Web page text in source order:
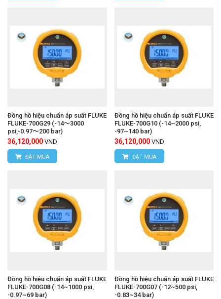
Đồng hồ hiệu chuẩn áp suất FLUKE
FLUKE-700G29 (-14〜3000
psi,-0.97〜200 bar)
36,120,000 VND
ĐẶT MUA
Đồng hồ hiệu chuẩn áp suất FLUKE
FLUKE-700G10 (-14~2000 psi,
-97~140 bar)
36,120,000 VND
ĐẶT MUA
Đồng hồ hiệu chuẩn áp suất FLUKE
FLUKE-700G08 (-14~1000 psi,
-0.97~69 bar)
Đồng hồ hiệu chuẩn áp suất FLUKE
FLUKE-700G07 (-12~500 psi,
-0.83~34 bar)